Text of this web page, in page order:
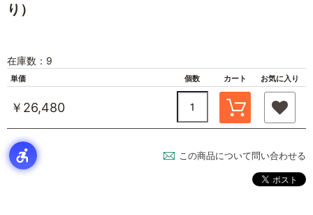
り）
在庫数：9
単価 個数 カート お気に入り
￥26,480
この商品について問い合わせる